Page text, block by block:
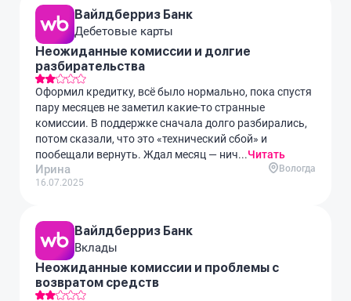
Вайлдберриз Банк
Дебетовые карты
Неожиданные комиссии и долгие
разбирательства
Оформил кредитку, всё было нормально, пока спустя
пару месяцев не заметил какие-то странные
комиссии. В поддержке сначала долго разбирались,
потом сказали, что это «технический сбой» и
пообещали вернуть. Ждал месяц — нич...Читать
Ирина
16.07.2025
Вологда
Вайлдберриз Банк
Вклады
Неожиданные комиссии и проблемы с
возвратом средств